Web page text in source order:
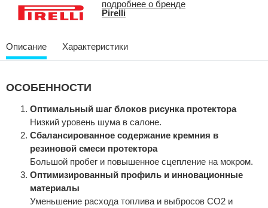
подробнее о бренде
Pirelli
Описание Характеристики
ОСОБЕННОСТИ
Оптимальный шаг блоков рисунка протектора
Низкий уровень шума в салоне.
Сбалансированное содержание кремния в
резиновой смеси протектора
Большой пробег и повышенное сцепление на мокром.
Оптимизированный профиль и инновационные
материалы
Уменьшение расхода топлива и выбросов CO2 и